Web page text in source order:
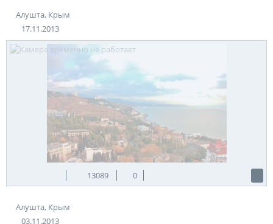
Алушта, Крым
17.11.2013
13089 0
Алушта, Крым
03.11.2013